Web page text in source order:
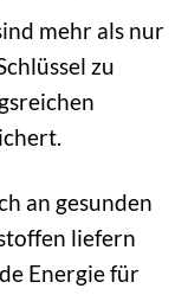
mehr als nur
zu
an gesunden
liefern
Energie für